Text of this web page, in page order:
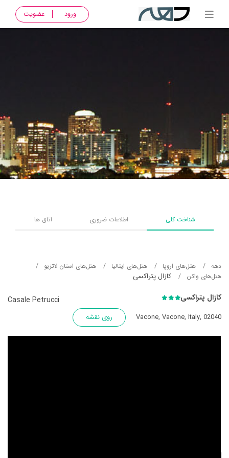
ورود عضویت
شناخت کلی اطلاعات ضروری اتاق ها
دهه هتل‌های اروپا هتل‌های ایتالیا
هتل‌های استان لاتزیو
هتل‌های واکن
کازال پتراکسی
کازال پتراکسی Casale Petrucci
Vacone, Vacone, Italy, 02040 روی نقشه